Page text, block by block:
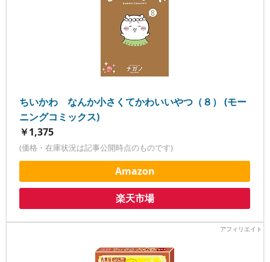
ちいかわ なんか小さくてかわいいやつ（８） (モー
ニングコミックス)
￥1,375
(価格・在庫状況は記事公開時点のものです)
Amazon
楽天市場